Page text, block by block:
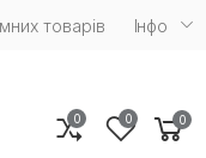
товарів Iнфо
0 0 0